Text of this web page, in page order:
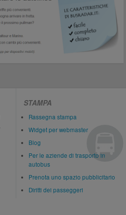
STAMPA
Rassegna stampa
Widget per webmaster
Blog
Per le aziende di trasporto in
autobus
Prenota uno spazio pubblicitario
Diritti dei passeggeri